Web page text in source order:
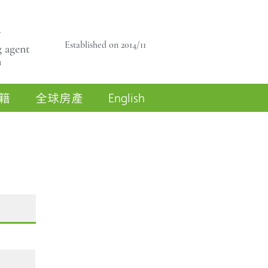
agent
Established on 2014/11
全球房產 English